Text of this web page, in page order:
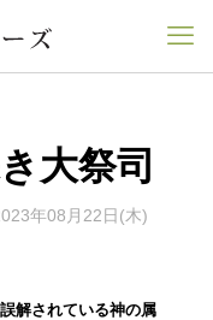
大祭司
年08月22日(木)
誤解されている神の属